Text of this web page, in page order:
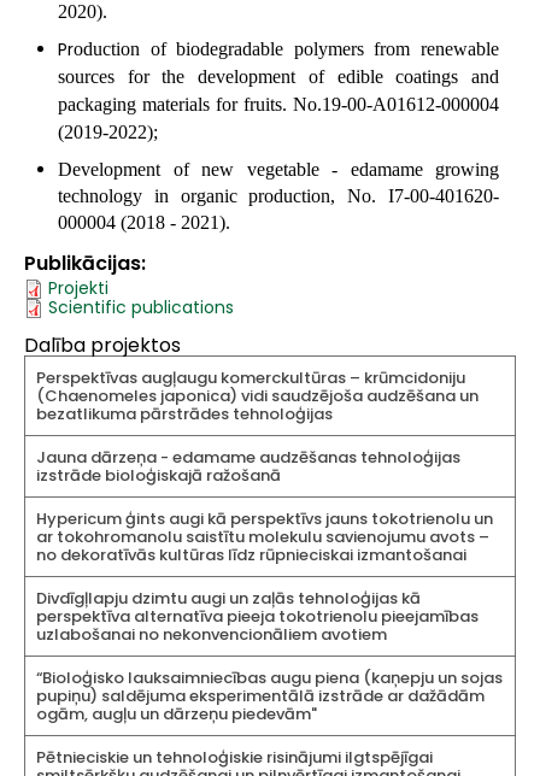
2020).
Production of biodegradable polymers from renewable
sources for the development of edible coatings and
packaging materials for fruits. No.19-00-A01612-000004
(2019-2022);
Development of new vegetable - edamame growing
technology in organic production, No. I7-00-401620-
000004 (2018 - 2021).
Publikācijas
Projekti
Scientific publications
Dalība projektos
Perspektīvas augļaugu komerckultūras – krūmcidoniju
(Chaenomeles japonica) vidi saudzējoša audzēšana un
bezatlikuma pārstrādes tehnoloģijas
Jauna dārzeņa - edamame audzēšanas tehnoloģijas
izstrāde bioloģiskajā ražošanā
Hypericum ģints augi kā perspektīvs jauns tokotrienolu un
ar tokohromanolu saistītu molekulu savienojumu avots –
no dekoratīvās kultūras līdz rūpnieciskai izmantošanai
Divdīgļlapju dzimtu augi un zaļās tehnoloģijas kā
perspektīva alternatīva pieeja tokotrienolu pieejamības
uzlabošanai no nekonvencionāliem avotiem
“Bioloģisko lauksaimniecības augu piena (kaņepju un sojas
pupiņu) saldējuma eksperimentālā izstrāde ar dažādām
ogām, augļu un dārzeņu piedevām"
Pētnieciskie un tehnoloģiskie risinājumi ilgtspējīgai